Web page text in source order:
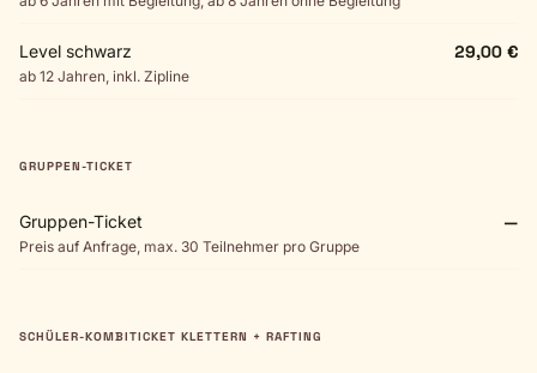
Level schwarz
ab 12 Jahren, inkl. Zipline
29,00 €
GRUPPEN-TICKET
Gruppen-Ticket
Preis auf Anfrage, max. 30 Teilnehmer pro Gruppe
—
SCHÜLER-KOMBITICKET KLETTERN + RAFTING